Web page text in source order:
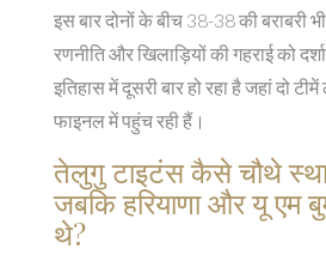
इस बार दोनों के बीच 38-38 की बराबरी
रणनीति और खिलाड़ियों की गहराई को
इतिहास में दूसरी बार हो रहा है जहां दो
फाइनल में पहुंच रही हैं।
तेलुगु टाइटंस कैसे चौथे
जबकि हरियाणा और यू एम
थे?